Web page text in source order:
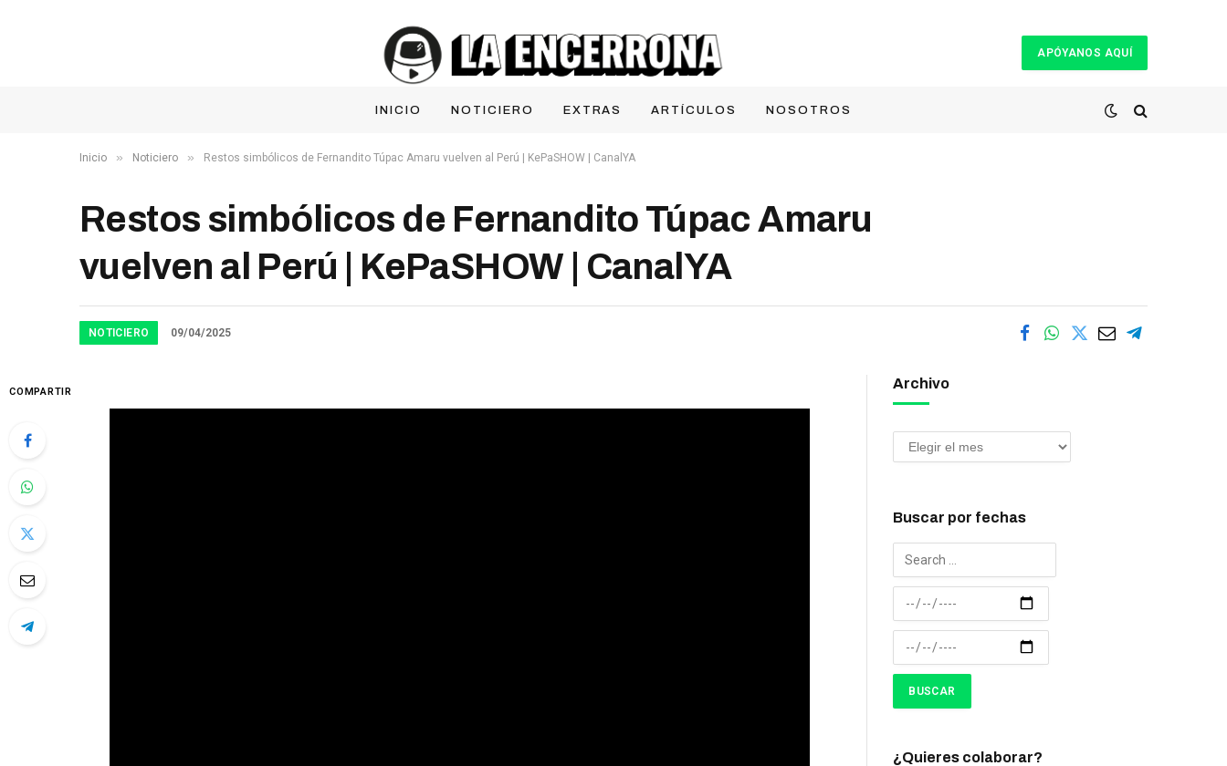
APÓYANOS AQUÍ
INICIO NOTICIERO EXTRAS ARTÍCULOS NOSOTROS
Inicio » Noticiero » Restos simbólicos de Fernandito Túpac Amaru vuelven al Perú | KePaSHOW | CanalYA
Restos simbólicos de Fernandito Túpac Amaru
vuelven al Perú | KePaSHOW | CanalYA
NOTICIERO 09/04/2025
COMPARTIR
Archivo
Buscar por fechas
¿Quieres colaborar?